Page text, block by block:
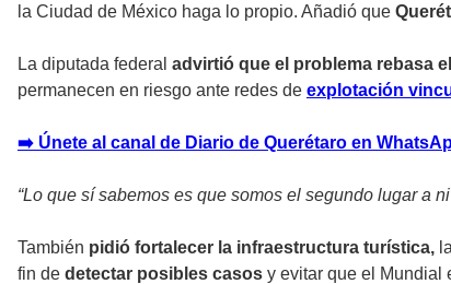
la Ciudad de México haga lo propio. Añadió que
La diputada federal advirtió que el problema rebasa
permanecen en riesgo ante redes de explotación
➡️ Únete al canal de Diario de Querétaro en
“Lo que sí sabemos es que somos el segundo lugar a
También pidió fortalecer la infraestructura turística,
fin de detectar posibles casos y evitar que el Mundial